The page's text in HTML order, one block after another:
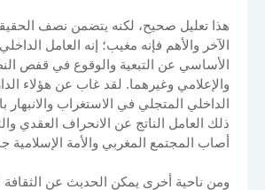
هذا تعليل صحيح، لكنه يتضمن نصف
الآخر والأهم فإنه مغيب؛ إنه العامل
الأساسي عن التبعية والوقوع في قفص
والإعلامي وغيرهما. لقد غاب عن هؤلاء
الداخلي المتجلي في الاستغراب والانبهار
ذلك العامل الناتج عن الانحراف العقدي
أصاب المجتمع المغربي والأمة الإسلامية
ومن ناحية أخرى يمكن الحديث عن الثقافة